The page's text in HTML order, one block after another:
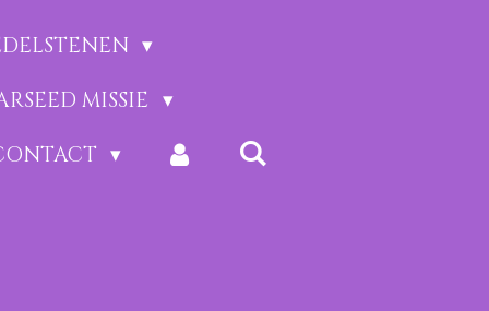
MISSIE